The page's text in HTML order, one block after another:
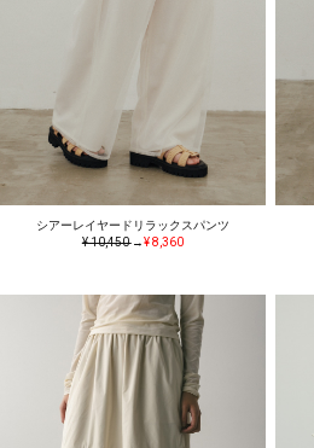
シアーレイヤードリラックスパンツ
¥ 10,450→¥ 8,360